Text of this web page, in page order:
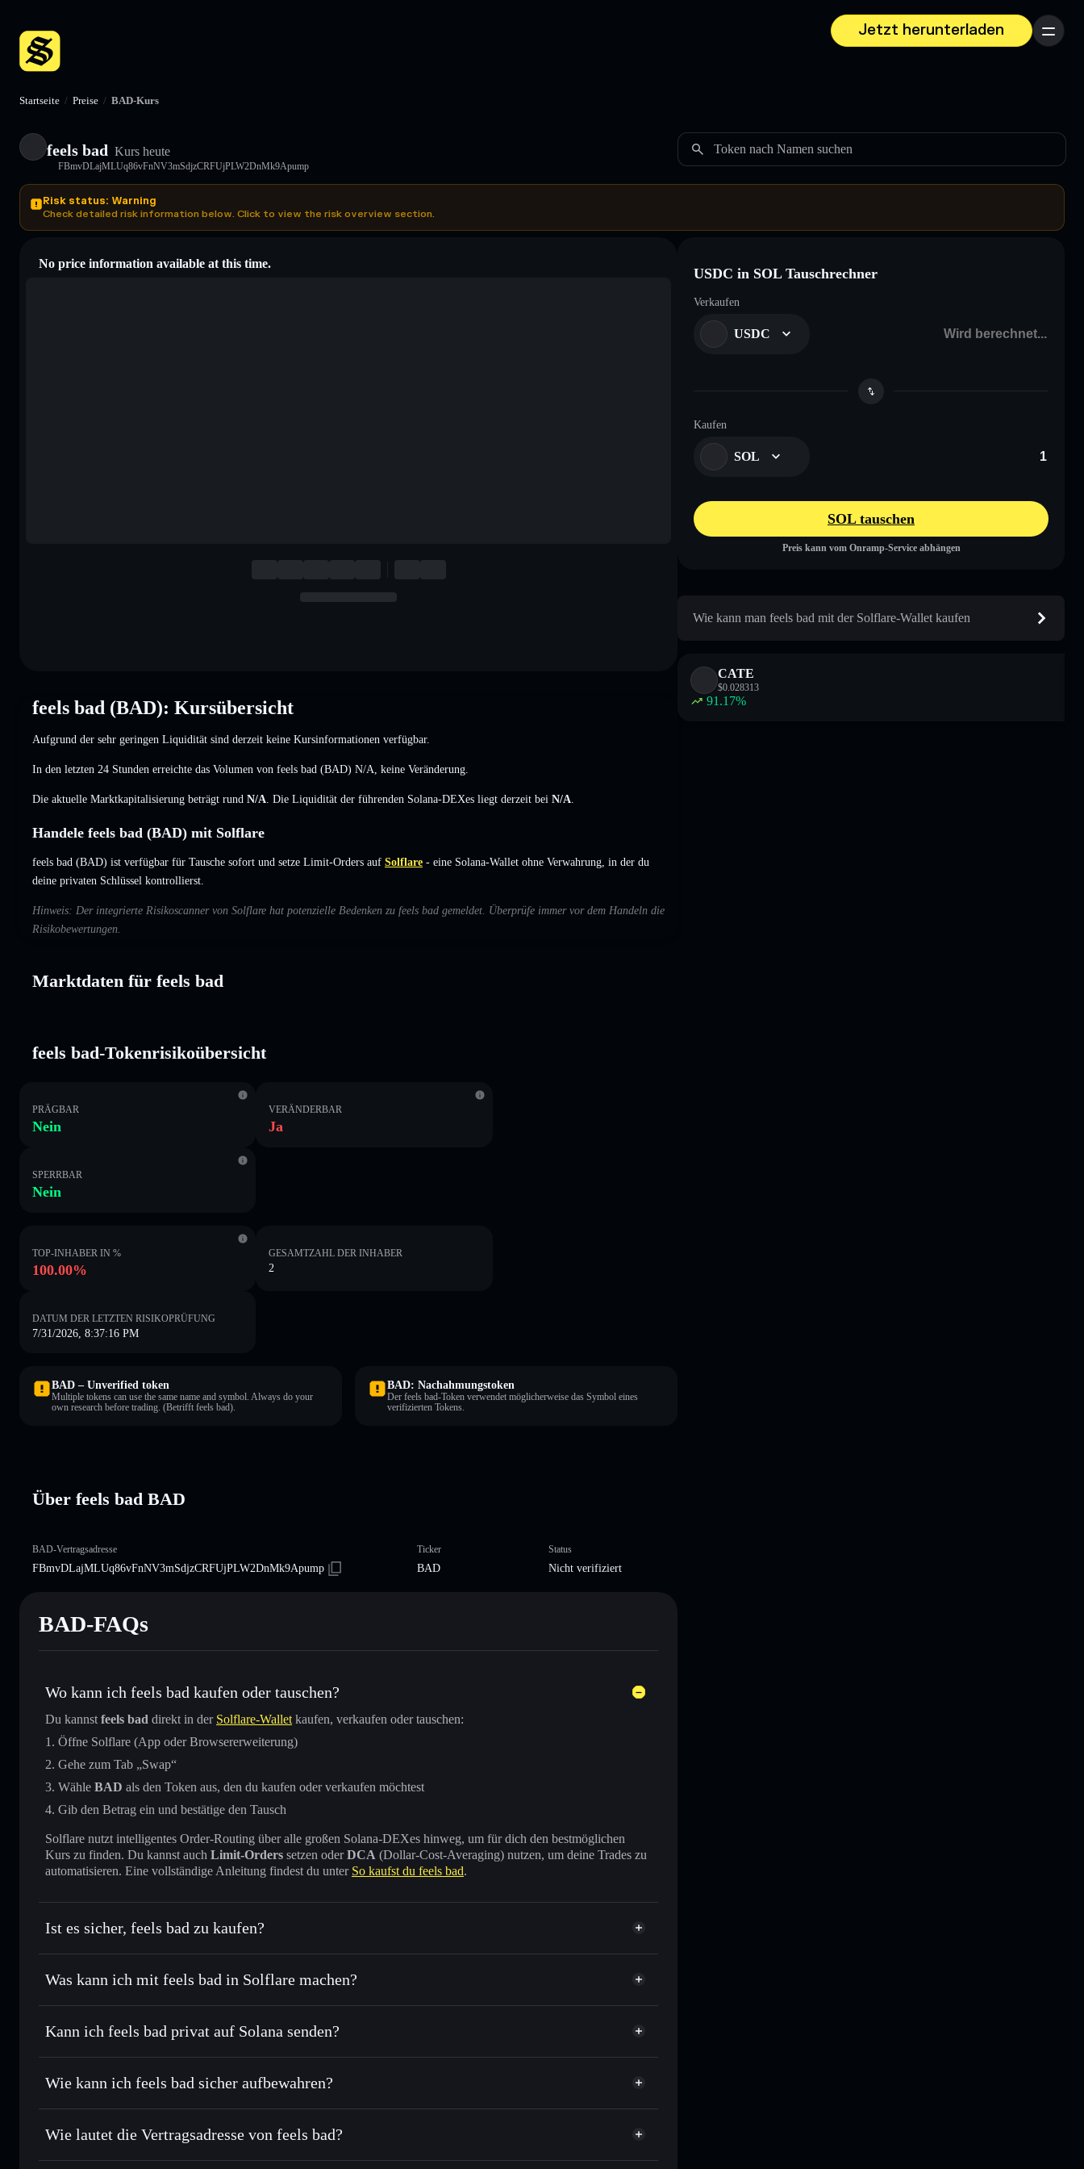
Jetzt herunterladen
Menü
Startseite / Preise / BAD-Kurs
feels bad Kurs heute
FBmvDLajMLUq86vFnNV3mSdjzCRFUjPLW2DnMk9Apump
Token nach Namen suchen
Risk status: Warning
Check detailed risk information below. Click to view the risk overview section.
No price information available at this time.
feels bad (BAD): Kursübersicht
Aufgrund der sehr geringen Liquidität sind derzeit keine Kursinformationen verfügbar.
In den letzten 24 Stunden erreichte das Volumen von feels bad (BAD) N/A keine Veränderung
Die aktuelle Marktkapitalisierung beträgt rund N/A . Die Liquidität der führenden Solana-DEXes liegt derzeit bei N/A
Handele feels bad (BAD) mit Solflare
feels bad (BAD) ist verfügbar für Tausche sofort und setze Limit-Orders auf Solflare - eine Solana-Wallet ohne Verwahrung, in der du
deine privaten Schlüssel kontrollierst.
Hinweis: Der integrierte Risikoscanner von Solflare hat potenzielle Bedenken zu feels bad gemeldet. Überprüfe immer vor dem Handeln die
Risikobewertungen.
Marktdaten für feels bad
feels bad-Tokenrisikoübersicht
PRÄGBAR
Nein
VERÄNDERBAR
Ja
SPERRBAR
Nein
TOP-INHABER IN %
100.00%
GESAMTZAHL DER INHABER
2
DATUM DER LETZTEN RISIKOPRÜFUNG
7/31/2026, 8:37:16 PM
BAD – Unverified token
Multiple tokens can use the same name and symbol. Always do your
own research before trading. (Betrifft feels bad).
BAD: Nachahmungstoken
Der feels bad-Token verwendet möglicherweise das Symbol eines
verifizierten Tokens.
Über feels bad BAD
BAD-Vertragsadresse
FBmvDLajMLUq86vFnNV3mSdjzCRFUjPLW2DnMk9Apump
Ticker
BAD
Status
Nicht verifiziert
BAD-FAQs
Wo kann ich feels bad kaufen oder tauschen?
Du kannst feels bad direkt in der Solflare-Wallet kaufen, verkaufen oder tauschen:
Öffne Solflare (App oder Browsererweiterung)
Gehe zum Tab „Swap“
Wähle BAD als den Token aus, den du kaufen oder verkaufen möchtest
Gib den Betrag ein und bestätige den Tausch
Solflare nutzt intelligentes Order-Routing über alle großen Solana-DEXes hinweg, um für dich den bestmöglichen
Kurs zu finden. Du kannst auch Limit-Orders setzen oderDCA (Dollar-Cost-Averaging) nutzen, um deine Trades zu
automatisieren. Eine vollständige Anleitung findest du unter So kaufst du feels bad.
Ist es sicher, feels bad zu kaufen?
feels bad nicht verifiziert
Was kann ich mit feels bad in Solflare machen?
feels bad
Solflare-Wallet
Sofort tauschen – handle BAD gegen SOL, USDC oder Tausende anderer Solana-Tokens mit intelligentem Order
Durchschnittskosteneffekt nutzen – Schritt für Schritt per Durchschnittskosteneffekt in BAD einsteigen
Privat senden– übertrage BAD, ohne Wallets öffentlich zu verknüpfen, mithilfe des in Solflare integrierten Privacy
Aggregators
Kann ich feels bad privat auf Solana senden?
Privacy Aggregator
Wie kann ich feels bad sicher aufbewahren?
feels bad nicht verwahrenden Wallet Solflare
Privacy Aggregator
Wie lautet die Vertragsadresse von feels bad?
feels bad
USDC in SOL Tauschrechner
Verkaufen
USDC
Kaufen
SOL
SOL tauschen
Preis kann vom Onramp-Service abhängen
Wie kann man feels bad mit der Solflare-Wallet kaufen
CATE
$0.028313
91.17%